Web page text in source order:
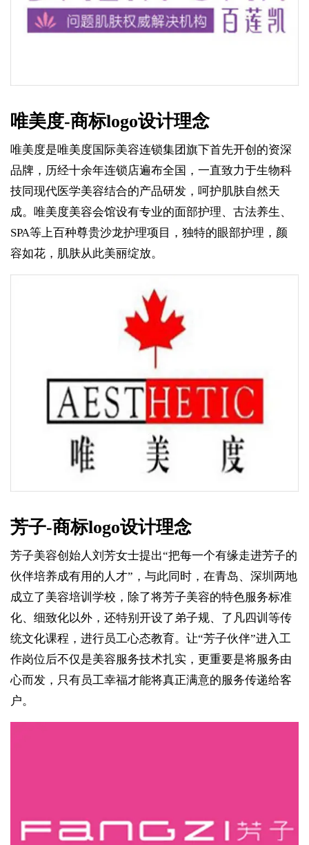
唯美度-商标logo设计理念
唯美度是唯美度国际美容连锁集团旗下首先开创的资深
品牌，历经十余年连锁店遍布全国，一直致力于生物科
技同现代医学美容结合的产品研发，呵护肌肤自然天
成。唯美度美容会馆设有专业的面部护理、古法养生、
SPA等上百种尊贵沙龙护理项目，独特的眼部护理，颜
容如花，肌肤从此美丽绽放。
芳子-商标logo设计理念
芳子美容创始人刘芳女士提出“把每一个有缘走进芳子的
伙伴培养成有用的人才”，与此同时，在青岛、深圳两地
成立了美容培训学校，除了将芳子美容的特色服务标准
化、细致化以外，还特别开设了弟子规、了凡四训等传
统文化课程，进行员工心态教育。让“芳子伙伴”进入工
作岗位后不仅是美容服务技术扎实，更重要是将服务由
心而发，只有员工幸福才能将真正满意的服务传递给客
户。